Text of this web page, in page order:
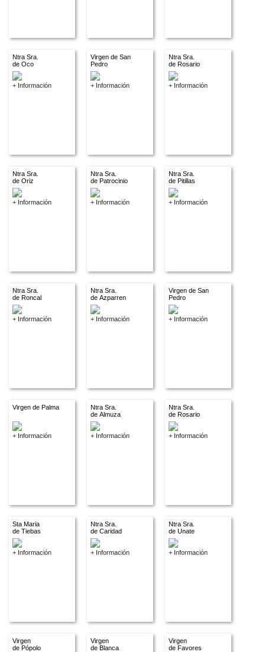
Ntra Sra.
de Oco
+ Información
Virgen de San
Pedro
+ Información
Ntra Sra.
de Rosario
+ Información
Ntra Sra.
de Oriz
+ Información
Ntra Sra.
de Patrocinio
+ Información
Ntra Sra.
de Pitillas
+ Información
Ntra Sra.
de Roncal
+ Información
Ntra Sra.
de Azparren
+ Información
Virgen de San
Pedro
+ Información
Virgen de Palma
+ Información
Ntra Sra.
de Almuza
+ Información
Ntra Sra.
de Rosario
+ Información
Sta Maria
de Tiebas
+ Información
Ntra Sra.
de Caridad
+ Información
Ntra Sra.
de Unate
+ Información
Virgen
de Pópolo
Virgen
de Blanca
Virgen
de Favores